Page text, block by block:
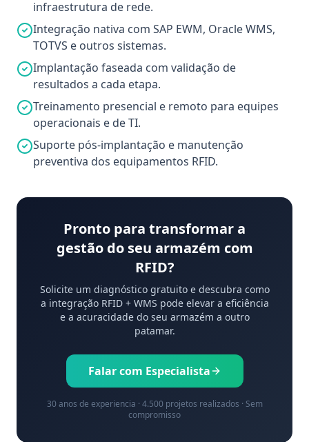
infraestrutura de rede.
Integração nativa com SAP EWM, Oracle WMS,
TOTVS e outros sistemas.
Implantação faseada com validação de
resultados a cada etapa.
Treinamento presencial e remoto para equipes
operacionais e de TI.
Suporte pós-implantação e manutenção
preventiva dos equipamentos RFID.
Pronto para transformar a
gestão do seu armazém com
RFID?
Solicite um diagnóstico gratuito e descubra como
a integração RFID + WMS pode elevar a eficiência
e a acuracidade do seu armazém a outro
patamar.
Falar com Especialista
30 anos de experiencia · 4.500 projetos realizados · Sem
compromisso